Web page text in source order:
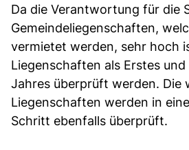
Da die Verantwortung für die
Gemeindeliegenschaften,
vermietet werden, sehr hoch
Liegenschaften als Erstes und
Jahres überprüft werden. Die
Liegenschaften werden in
Schritt ebenfalls überprüft.